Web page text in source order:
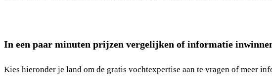
In een paar minuten prijzen vergelijken of informatie
Kies hieronder je land om de gratis vochtexpertise aan te vragen of meer